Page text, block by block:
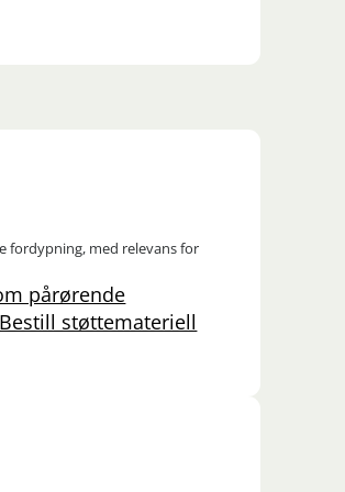
fordypning, med relevans for
pårørende
Bestill støttemateriell